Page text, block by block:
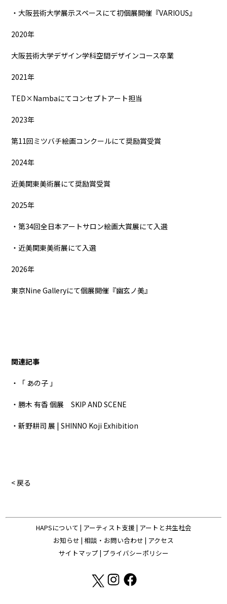
・大阪芸術大学展示スペースにて初個展開催『VARIOUS』
2020年
大阪芸術大学デザイン学科空間デザインコース卒業
2021年
TED×Nambaにてコンセプトアート担当
2023年
第11回ミツバチ絵画コンクールにて奨励賞受賞
2024年
近美関東美術展にて奨励賞受賞
2025年
・第34回全日本アートサロン絵画大賞展にて入選
・近美関東美術展にて入選
2026年
東京Nine Galleryにて個展開催『幽玄ノ美』
関連記事
・「 あの子 」
・勝木 有香 個展 SKIP AND SCENE
・新野耕司 展 | SHINNO Koji Exhibition
< 戻る
HAPSについて | アーティスト支援 | アートと共生社会
お知らせ | 相談・お問い合わせ | アクセス
サイトマップ | プライバシーポリシー